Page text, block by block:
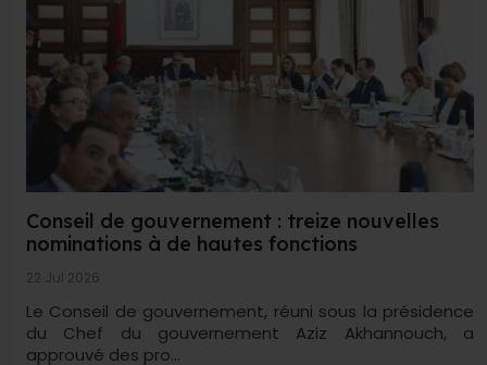
Conseil de gouvernement : treize nouvelles
nominations à de hautes fonctions
22 Jul 2026
Le Conseil de gouvernement, réuni sous la présidence
du Chef du gouvernement Aziz Akhannouch, a
approuvé des pro...